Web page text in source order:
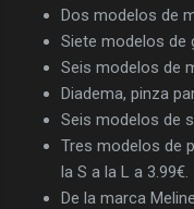
Dos modelos de
Siete modelos de
Seis modelos de
Diadema, pinza
Seis modelos de
Tres modelos de
la S a la L a 3.99€.
De la marca